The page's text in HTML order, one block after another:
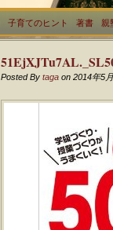
子育てのヒント 著書 親
Posted By taga on 2014年5